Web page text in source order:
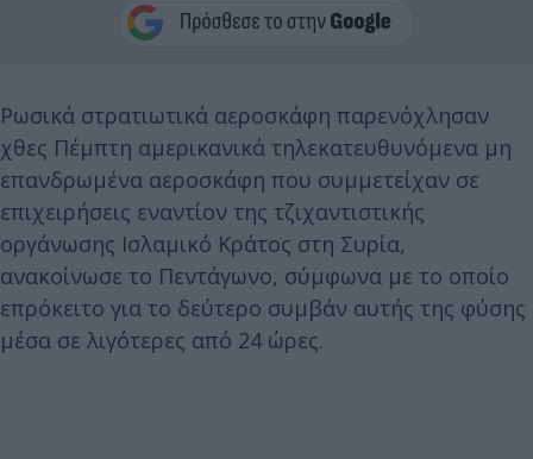
Ρωσικά στρατιωτικά αεροσκάφη παρενόχλησαν
χθες Πέμπτη αμερικανικά τηλεκατευθυνόμενα μη
επανδρωμένα αεροσκάφη που συμμετείχαν σε
επιχειρήσεις εναντίον της τζιχαντιστικής
οργάνωσης Ισλαμικό Κράτος στη Συρία,
ανακοίνωσε το Πεντάγωνο, σύμφωνα με το οποίο
επρόκειτο για το δεύτερο συμβάν αυτής της φύσης
μέσα σε λιγότερες από 24 ώρες.